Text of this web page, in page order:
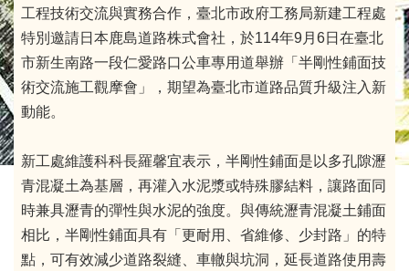
工程技術交流與實務合作，臺北市政府工務局新建工程處
特別邀請日本鹿島道路株式會社，於114年9月6日在臺北
市新生南路一段仁愛路口公車專用道舉辦「半剛性鋪面技
術交流施工觀摩會」，期望為臺北市道路品質升級注入新
動能。
新工處維護科科長羅馨宜表示，半剛性鋪面是以多孔隙瀝
青混凝土為基層，再灌入水泥漿或特殊膠結料，讓路面同
時兼具瀝青的彈性與水泥的強度。與傳統瀝青混凝土鋪面
相比，半剛性鋪面具有「更耐用、省維修、少封路」的特
點，可有效減少道路裂縫、車轍與坑洞，延長道路使用壽